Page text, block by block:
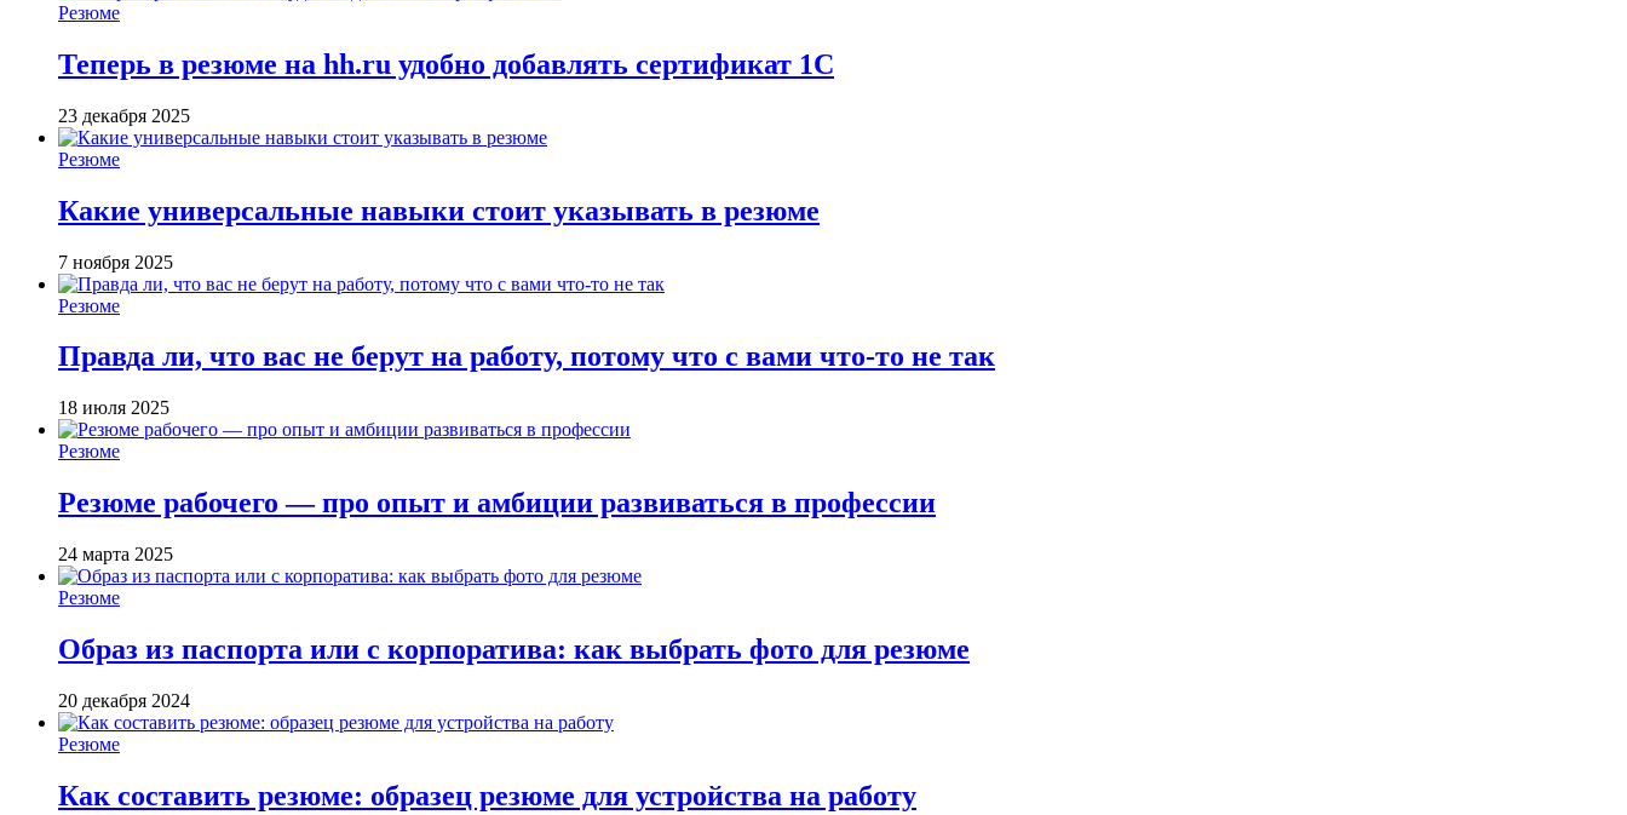
Резюме
Теперь в резюме на hh.ru удобно добавлять сертификат 1С
23 декабря 2025
Резюме
Какие универсальные навыки стоит указывать в резюме
7 ноября 2025
Резюме
Правда ли, что вас не берут на работу, потому что с вами что-то не так
18 июля 2025
Резюме
Резюме рабочего — про опыт и амбиции развиваться в профессии
24 марта 2025
Резюме
Образ из паспорта или с корпоратива: как выбрать фото для резюме
20 декабря 2024
Резюме
Как составить резюме: образец резюме для устройства на работу